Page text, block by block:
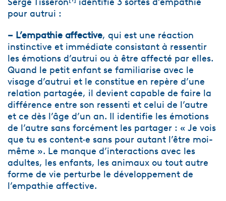
pour autrui :
– L’empathie affective, qui est une réaction
instinctive et immédiate consistant à ressentir
les émotions d’autrui ou à être affecté par elles.
Quand le petit enfant se familiarise avec le
visage d’autrui et le constitue en repère d’une
relation partagée, il devient capable de faire la
différence entre son ressenti et celui de l’autre
et ce dès l’âge d’un an. Il identifie les émotions
de l’autre sans forcément les partager : « Je vois
que tu es content·e sans pour autant l’être moi-
même ». Le manque d’interactions avec les
adultes, les enfants, les animaux ou tout autre
forme de vie perturbe le développement de
l’empathie affective.